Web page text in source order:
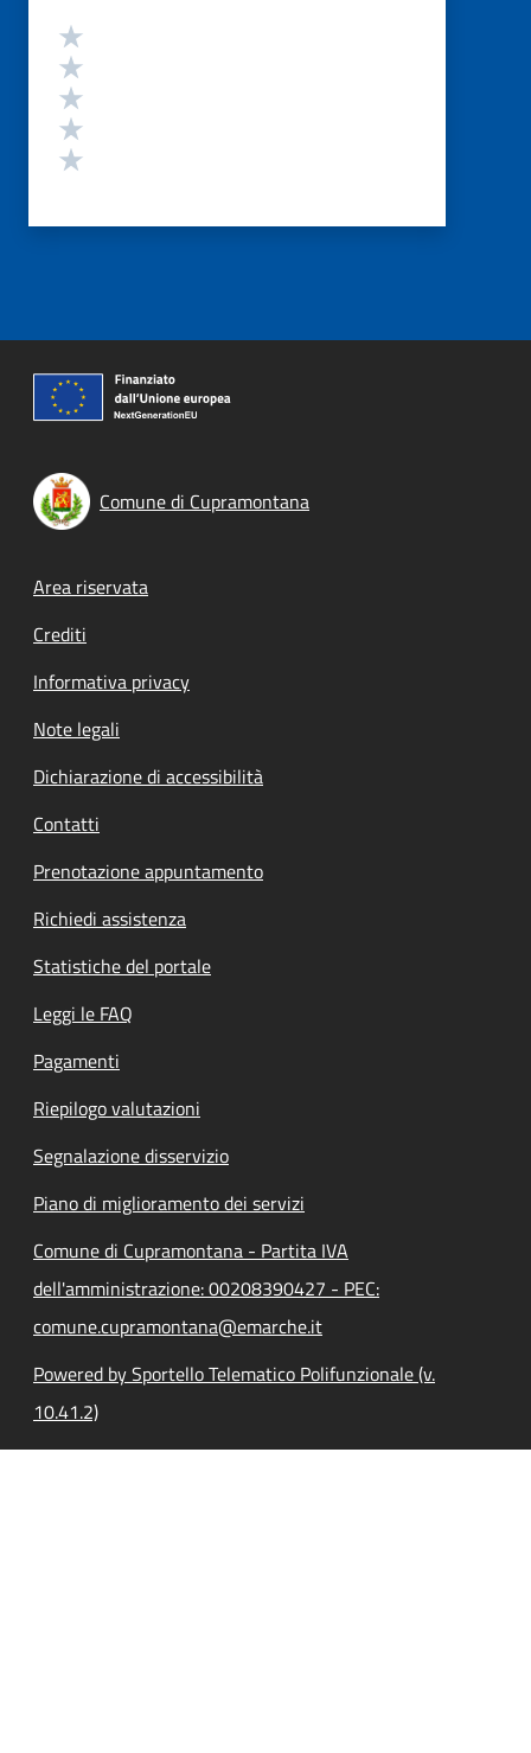
Valutazione
Comune di Cupramontana
Footer menu
Area riservata
Crediti
Informativa privacy
Note legali
Dichiarazione di accessibilità
Contatti
Prenotazione appuntamento
Richiedi assistenza
Statistiche del portale
Leggi le FAQ
Pagamenti
Riepilogo valutazioni
Segnalazione disservizio
Piano di miglioramento dei servizi
Comune di Cupramontana - Partita IVA
dell'amministrazione: 00208390427 - PEC:
comune.cupramontana@emarche.it
Powered by Sportello Telematico Polifunzionale (v.
10.41.2)